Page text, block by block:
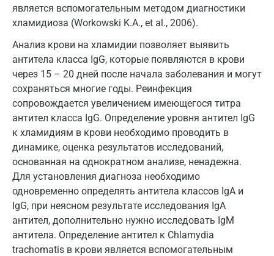
является вспомогательным методом диагностики
хламидиоза (Workowski K.A., et al., 2006).
Анализ крови на хламидии позволяет выявить
антитела класса IgG, которые появляются в крови
через 15 – 20 дней после начала заболевания и могут
сохраняться многие годы. Реинфекция
сопровождается увеличением имеющегося титра
антител класса IgG. Определение уровня антител IgG
к хламидиям в крови необходимо проводить в
динамике, оценка результатов исследований,
основанная на однократном анализе, ненадежна.
Для установления диагноза необходимо
одновременно определять антитела классов IgA и
IgG, при неясном результате исследования IgA
антител, дополнительно нужно исследовать IgM
антитела. Определение антител к Chlamydia
trachomatis в крови является вспомогательным
Звенигород
Иваново
Ивантеевка
Ижевск
Истра
Йошкар-Ола
Калининград
Калуга
Кемерово
Ковров